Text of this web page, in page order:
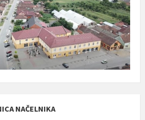
NAČELNIKA